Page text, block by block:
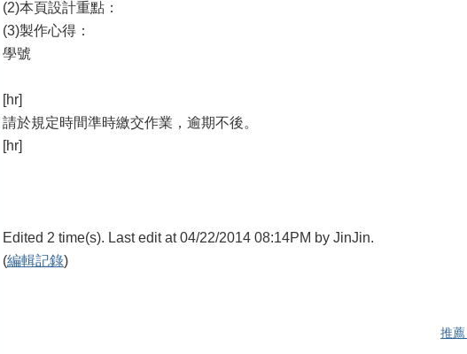
(2)本頁設計重點：
(3)製作心得：
學號
[hr]
請於規定時間準時繳交作業，逾期不後。
[hr]
Edited 2 time(s). Last edit at 04/22/2014 08:14PM by JinJin.
(編輯記錄)
推